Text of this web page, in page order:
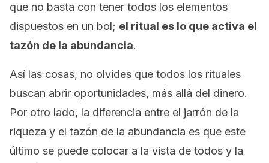
que no basta con tener todos los elementos
dispuestos en un bol; el ritual es lo que activa el
tazón de la abundancia.
Así las cosas, no olvides que todos los rituales
buscan abrir oportunidades, más allá del dinero.
Por otro lado, la diferencia entre el jarrón de la
riqueza y el tazón de la abundancia es que este
último se puede colocar a la vista de todos y la